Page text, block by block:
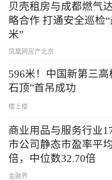
贝壳租房与成都燃气
略合作 打通安全巡检
米”
凤凰网房产北京
596米！中国新第三高
石顶”首吊成功
楼上楼
商业用品与服务行业
市公司静态市盈率平
倍，中位数32.70倍
金融界